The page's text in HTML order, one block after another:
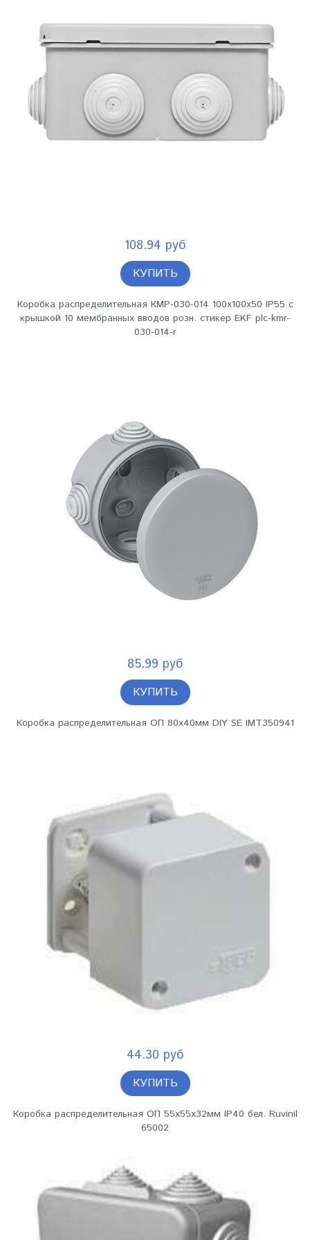
108.94 руб
КУПИТЬ
Коробка распределительная КМР-030-014 100х100х50 IP55 с
крышкой 10 мембранных вводов розн. стикер EKF plc-kmr-
030-014-r
85.99 руб
КУПИТЬ
Коробка распределительная ОП 80х40мм DIY SE IMT350941
44.30 руб
КУПИТЬ
Коробка распределительная ОП 55х55х32мм IP40 бел. Ruvinil
65002